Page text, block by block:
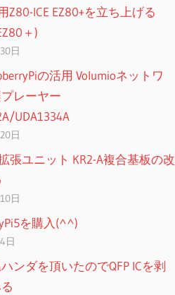
Z80-ICE EZ80+を立ち上げる
＋)
日
の活用 Volumioネットワ
レーヤー
UDA1334A
日
張ユニット KR2-A複合基板の改
日
を購入(^^)
日
ンダを頂いたのでQFP ICを剥